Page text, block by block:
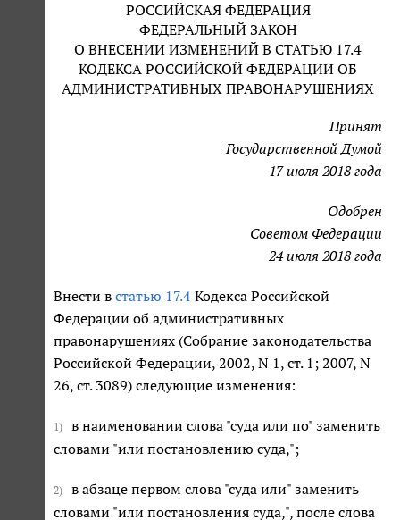
РОССИЙСКАЯ ФЕДЕРАЦИЯ
ФЕДЕРАЛЬНЫЙ ЗАКОН
О ВНЕСЕНИИ ИЗМЕНЕНИЙ В СТАТЬЮ 17.4
КОДЕКСА РОССИЙСКОЙ ФЕДЕРАЦИИ ОБ
АДМИНИСТРАТИВНЫХ ПРАВОНАРУШЕНИЯХ
Принят
Государственной Думой
17 июля 2018 года
Одобрен
Советом Федерации
24 июля 2018 года
Внести в статью 17.4 Кодекса Российской
Федерации об административных
правонарушениях (Собрание законодательства
Российской Федерации, 2002, N 1, ст. 1; 2007, N
26, ст. 3089) следующие изменения:
1)
в наименовании слова "суда или по" заменить
словами "или постановлению суда,";
2)
в абзаце первом слова "суда или" заменить
словами "или постановления суда,", после слова